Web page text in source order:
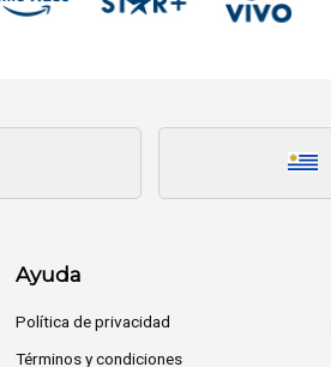
Ayuda
Política de privacidad
Términos y condiciones